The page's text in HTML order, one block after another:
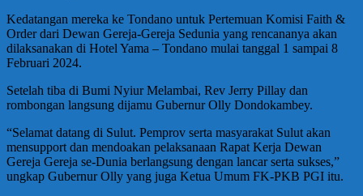
Kedatangan mereka ke Tondano untuk Pertemuan Komisi Faith &
Order dari Dewan Gereja-Gereja Sedunia yang rencananya akan
dilaksanakan di Hotel Yama – Tondano mulai tanggal 1 sampai 8
Februari 2024.
Setelah tiba di Bumi Nyiur Melambai, Rev Jerry Pillay dan
rombongan langsung dijamu Gubernur Olly Dondokambey.
“Selamat datang di Sulut. Pemprov serta masyarakat Sulut akan
mensupport dan mendoakan pelaksanaan Rapat Kerja Dewan
Gereja Gereja se-Dunia berlangsung dengan lancar serta sukses,”
ungkap Gubernur Olly yang juga Ketua Umum FK-PKB PGI itu.